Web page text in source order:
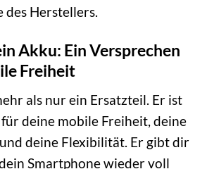
des Herstellers.
Akku: Ein Versprechen
Freiheit
als nur ein Ersatzteil. Er ist
deine mobile Freiheit, deine
deine Flexibilität. Er gibt dir
Smartphone wieder voll